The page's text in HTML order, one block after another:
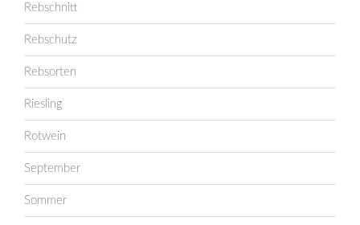
Rebschnitt
Rebschutz
Rebsorten
Riesling
Rotwein
September
Sommer